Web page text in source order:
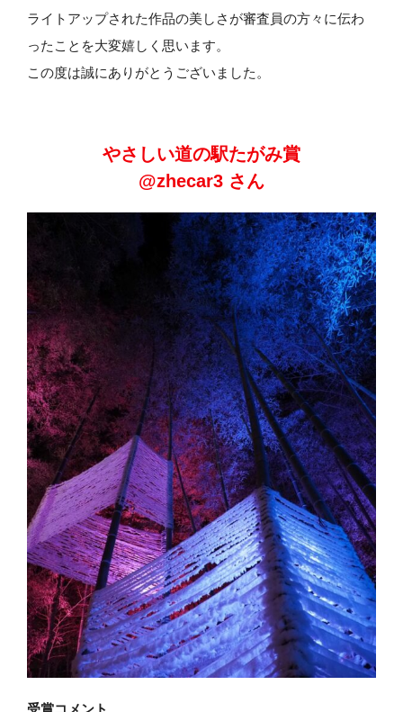
ライトアップされた作品の美しさが審査員の方々に伝わ
ったことを大変嬉しく思います。
この度は誠にありがとうございました。
やさしい道の駅たがみ賞
@zhecar3 さん